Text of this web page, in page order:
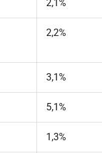
2,1%
2,2%
3,1%
5,1%
1,3%